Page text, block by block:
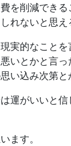
を削減でき
れないと思え
実的なこと
いとかと言っ
い込み次第と
は運がいいと
ます。